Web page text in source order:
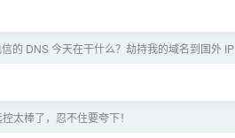
的 DNS 今天在干什么？劫持我的域名到国外 IP
太棒了，忍不住要夸下！